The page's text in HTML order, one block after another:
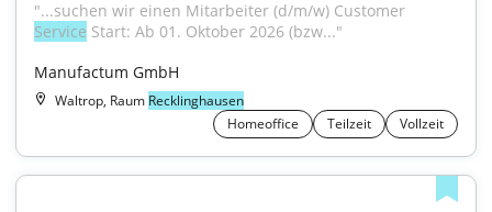
Service Start: Ab 01. Oktober 2026 (bzw..."
Manufactum GmbH
Waltrop, Raum Recklinghausen
Homeoffice
Teilzeit Vollzeit